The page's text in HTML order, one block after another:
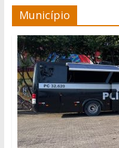
Município